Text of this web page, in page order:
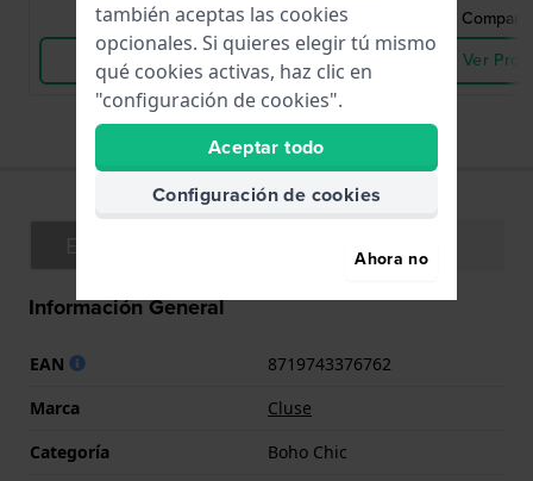
Comparar Relojes
Ver Producto
Ver
Información General
EAN
8719743376762
Marca
Cluse
Categoría
Boho Chic
también aceptas las cookies
opcionales. Si quieres elegir tú mismo
qué cookies activas, haz clic en
"configuración de cookies".
Aceptar todo
Configuración de cookies
Ahora no